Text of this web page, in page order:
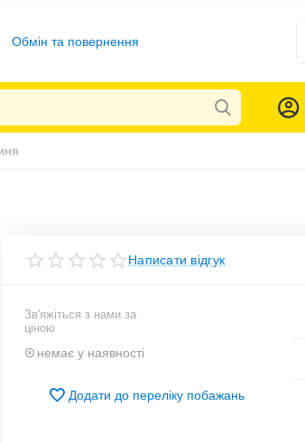
Обмін та повернення
Написати відгук
Зв'яжіться з нами за
ціною
немає у наявності
Додати до переліку побажань